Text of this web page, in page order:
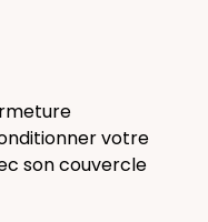
votre
son couvercle